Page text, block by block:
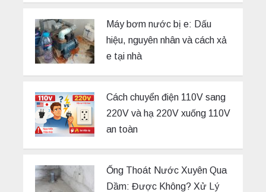
Máy bơm nước bị e: Dấu
hiệu, nguyên nhân và cách xả
e tại nhà
Cách chuyển điện 110V sang
220V và hạ 220V xuống 110V
an toàn
Ống Thoát Nước Xuyên Qua
Dầm: Được Không? Xử Lý